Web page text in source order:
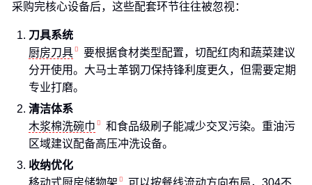
采购完核心设备后，这些配套环节往往被忽视：
刀具系统
厨房刀具
要根据食材类型配置，切配红肉和蔬菜建议
分开使用。大马士革钢刀保持锋利度更久，但需要定期
专业打磨。
清洁体系
木浆棉洗碗巾
和食品级刷子能减少交叉污染。重油污
区域建议配备高压冲洗设备。
收纳优化
移动式厨房储物架
可以按餐线流动方向布局，304不